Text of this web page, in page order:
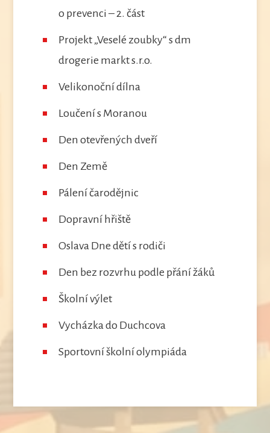
o prevenci – 2. část
Projekt „Veselé zoubky“ s dm
drogerie markt s.r.o.
Velikonoční dílna
Loučení s Moranou
Den otevřených dveří
Den Země
Pálení čarodějnic
Dopravní hřiště
Oslava Dne dětí s rodiči
Den bez rozvrhu podle přání žáků
Školní výlet
Vycházka do Duchcova
Sportovní školní olympiáda